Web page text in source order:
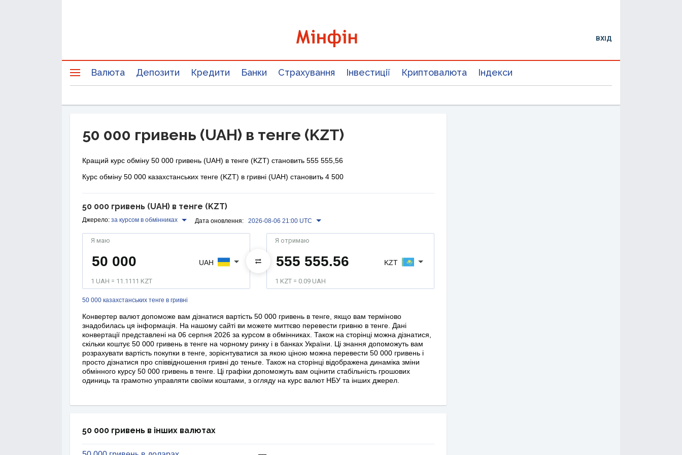
ВХІД
Валюта Депозити Кредити Банки Страхування Інвестиції Криптовалюта Індекси
50 000 гривень (UAH) в тенге (KZT)
Кращий курс обміну 50 000 гривень (UAH) в тенге (KZT) становить 555 555,56
Курс обміну 50 000 казахстанських тенге (KZT) в гривні (UAH) становить 4 500
50 000 гривень (UAH) в тенге (KZT)
Джерело: за курсом в обмінниках Дата оновлення: 2026-08-06 21:00 UTC
50 000 казахстанських тенге в гривні
Я маю
1 UAH = 11.1111 KZT
UAH
Я отримаю
1 KZT = 0.09 UAH
KZT
Конвертер валют допоможе вам дізнатися вартість 50 000 гривень в тенге, якщо вам терміново
знадобилась ця інформація. На нашому сайті ви можете миттєво перевести гривню в тенге. Дані
конвертації представлені на 06 серпня 2026 за курсом в обмінниках. Також на сторінці можна дізнатися,
скільки коштує 50 000 гривень в тенге на чорному ринку і в банках України. Ці знання допоможуть вам
розрахувати вартість покупки в тенге, зорієнтуватися за якою ціною можна перевести 50 000 гривень і
просто дізнатися про співвідношення гривні до теньге. Також на сторінці відображена динаміка зміни
обмінного курсу 50 000 гривень в тенге. Ці графіки допоможуть вам оцінити стабільність грошових
одиниць та грамотно управляти своїми коштами, з огляду на курс валют НБУ та інших джерел.
50 000 гривень в інших валютах